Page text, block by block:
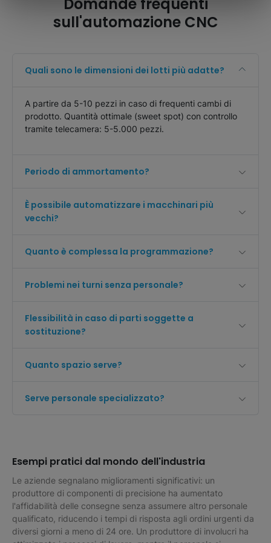
sull'automazione CNC
Quali sono le dimensioni dei lotti più adatte?
A partire da 5-10 pezzi in caso di frequenti cambi di
prodotto. Quantità ottimale (sweet spot) con controllo
tramite telecamera: 5-5.000 pezzi.
Periodo di ammortamento?
È possibile automatizzare i macchinari più
vecchi?
Quanto è complessa la programmazione?
Problemi nei turni senza personale?
Flessibilità in caso di parti soggette a
sostituzione?
Quanto spazio serve?
Serve personale specializzato?
Esempi pratici dal mondo dell'industria
Le aziende segnalano miglioramenti significativi: un
produttore di componenti di precisione ha aumentato
l'affidabilità delle consegne senza assumere altro personale
qualificato, riducendo i tempi di risposta agli ordini urgenti da
diversi giorni a meno di 24 ore. Un produttore di involucri ha